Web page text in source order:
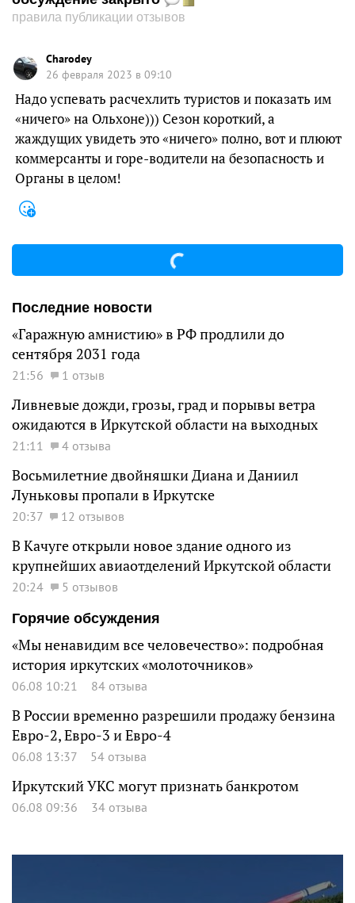
правила публикации отзывов
Charodey
26 февраля 2023 в 09:10
Надо успевать расчехлить туристов и показать им
«ничего» на Ольхоне))) Сезон короткий, а
жаждущих увидеть это «ничего» полно, вот и плюют
коммерсанты и горе-водители на безопасность и
Органы в целом!
Последние новости
«Гаражную амнистию» в РФ продлили до
сентября 2031 года
21:56 1 отзыв
Ливневые дожди, грозы, град и порывы ветра
ожидаются в Иркутской области на выходных
21:11 4 отзыва
Восьмилетние двойняшки Диана и Даниил
Луньковы пропали в Иркутске
20:37 12 отзывов
В Качуге открыли новое здание одного из
крупнейших авиаотделений Иркутской области
20:24
5 отзывов
Горячие обсуждения
«Мы ненавидим все человечество»: подробная
история иркутских «молоточников»
06.08 10:21 84 отзыва
В России временно разрешили продажу бензина
Евро-2, Евро-3 и Евро-4
06.08 13:37 54 отзыва
Иркутский УКС могут признать банкротом
06.08 09:36 34 отзыва